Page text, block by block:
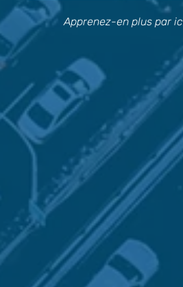
Apprenez-en plus par